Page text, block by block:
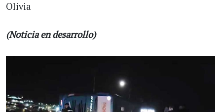
Olivia
(Noticia en desarrollo)